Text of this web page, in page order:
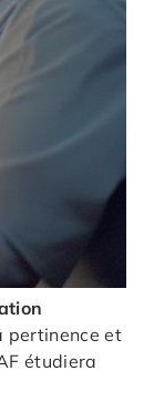
pertinence et
étudiera